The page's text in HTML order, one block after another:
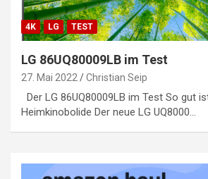
4K LG TEST
LG 86UQ80009LB im Test
27. Mai 2022 Christian Seip
Der LG 86UQ80009LB im Test So gut
Heimkinobolide Der neue LG UQ8000…